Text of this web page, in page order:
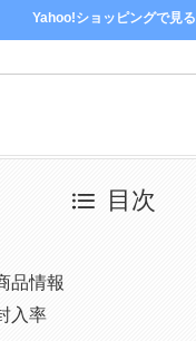
Yahoo!ショッピングで見る
目次
品情報
入率